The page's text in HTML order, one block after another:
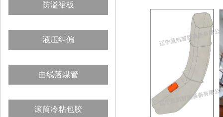
防溢裙板
液压纠偏
曲线落煤管
滚筒冷粘包胶